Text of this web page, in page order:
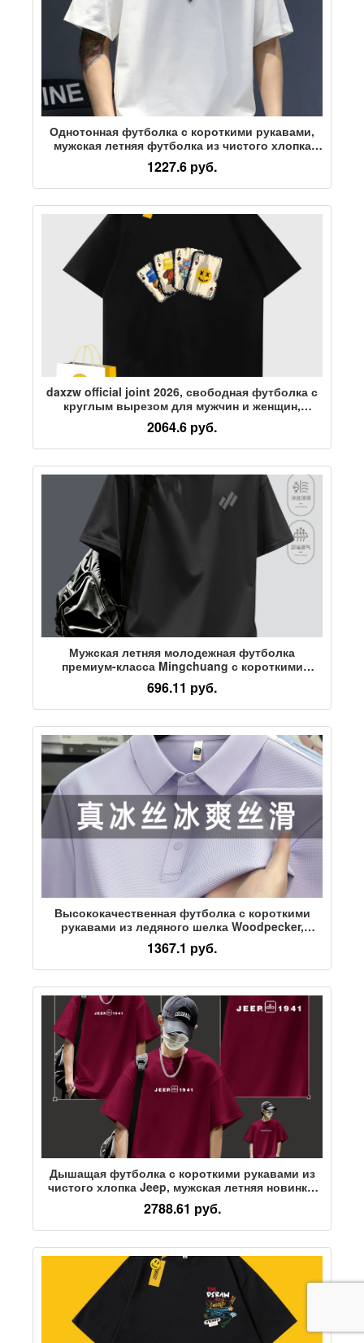
Однотонная футболка с короткими рукавами,
мужская летняя футболка из чистого хлопка
свободного кроя, бренд tide, с круглым
вырезом, белая рубашка с внутренней
отделкой, мужская футболка
1227.6 руб.
daxzw official joint 2026, свободная футболка с
круглым вырезом для мужчин и женщин,
универсальная плотная футболка с короткими
рукавами бренда tide, весенне-летний новый
стиль
2064.6 руб.
Мужская летняя молодежная футболка
премиум-класса Mingchuang с короткими
рукавами в стиле ретро, спортивная футболка
с прямыми плечами из дышащей сетки,
быстросохнущая футболка из ледяного шелка
696.11 руб.
Высококачественная футболка с короткими
рукавами из ледяного шелка Woodpecker,
мужская летняя новинка 2026 года,
повседневная универсальная дышащая
бесшовная рубашка поло
1367.1 руб.
Дышащая футболка с короткими рукавами из
чистого хлопка Jeep, мужская летняя новинка,
удобный американский молодежный топ с
короткими рукавами в пять точек
2788.61 руб.